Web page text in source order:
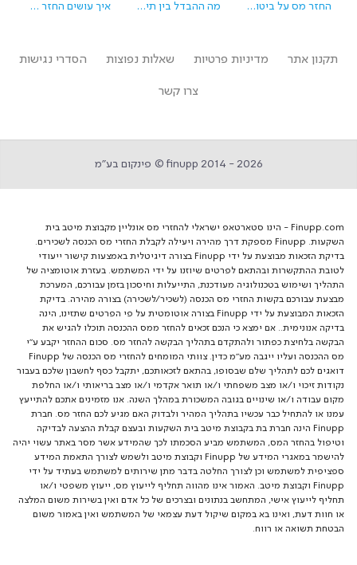
החזר מס על ביטוח חיים: איך מחשבים ואיך מקבלים אותו מה ההבדל בין תיאום מס להחזר מס איך עושים החזר מס - המדריך המלא שיעשה לכם סדר
תקנון אתר מדיניות פרטיות שאלות נפוצות הסדרי נגישות
צרו קשר
finupp 2014 - 2026 © פינקום בע״מ
Finupp.com - הינו סטארטאפ ישראלי להחזרי מס אונליין מקבוצת מיטב בית
השקעות. Finupp מספקת דרך מהירה ויעילה לקבלת החזרי מס הכנסה לשכירים.
בדיקת הזכאות מבוצעת על ידי Finupp בצורה דיגיטלית באמצעות קישור ייעודי
לטובת ההתקשרות ובהתאם לפרטים שיוזנו על ידי המשתמש. בעזרת אוטומציה של
התהליך ושימוש בטכנולוגיה מעודכנת, התייעלות וחיסכון בזמן עבורכם, המערכת
מבצעת עבורכם בקשות החזרי מס הכנסה (לשכיר/לשכירה) בצורה מהירה. בדיקת
הזכאות המבוצעת על ידי Finupp בצורה אוטומטית על פי הפרטים שתזינו, הינה
בדיקה אנונימית.. אם ימצא כי הנכם זכאים להחזר ממס ההכנסה תוכלו להגיש את
הבקשה בלחיצת כפתור ולהתקדם בתהליך הבקשה להחזר מס. סכום ההחזר יקבע ע"י
מס ההכנסה ועליו ייגבה מע"מ כדין. צוותי המומחים להחזרי מס הכנסה של Finupp
דואגים לכם לתהליך שלם שבסופו, בהתאם לזכאותכם, יתקבל כסף לחשבון שלכם בעבור
נקודות זיכוי ו/או מצב משפחתי ו/או תואר אקדמי ו/או מצב בריאותי ו/או החלפת
מקום עבודה ו/או שינויים בגובה המשכורת במהלך השנה. אנו מזמינים אתכם להתייעץ
עמנו או להתחיל כבר עכשיו בתהליך המהיר ולבדוק האם מגיע לכם החזר מס. חברת
Finupp הינה חברת בת בקבוצת מיטב בית השקעות ובעצם קבלת ההצעה לבדיקה
וטיפול בהחזר המס, המשתמש מביע הסכמתו לכך שהמידע אשר מסר באתר עשוי יהיה
להישמר במאגרי המידע של Finupp וקבוצת מיטב ולשמש לצורך התאמת המידע
ספציפית למשתמש וכן לצורך החלטה בדבר מתן שירותים למשתמש בעתיד על ידי
Finupp וקבוצת מיטב. האמור אינו מהווה תחליף לייעוץ מס, ייעוץ משפטי ו/או
תחליף לייעוץ אישי, המתחשב בנתונים ובצרכים של כל אדם ואין בשירות משום המלצה
או חוות דעת, ואינו בא במקום שיקול דעת עצמאי של המשתמש ואין באמור משום
הבטחת תשואה או רווח.